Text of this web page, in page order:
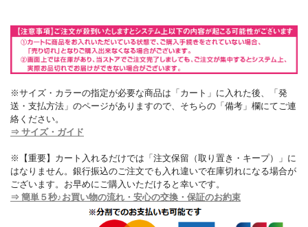
※サイズ・カラーの指定が必要な商品は「カート」に入れた後、「発
送・支払方法」のページがありますので、そちらの「備考」欄にてご連
絡ください。
⇒ サイズ・ガイド
※【重要】カート入れるだけでは「注文保留（取り置き・キープ）」に
はなりません。銀行振込のご注文でも入れ違いで在庫切れになる場合が
ございます。お早めにご購入いただけると幸いです。
⇒ 簡単５秒♪お買い物の流れ・安心の交換・保証のお約束